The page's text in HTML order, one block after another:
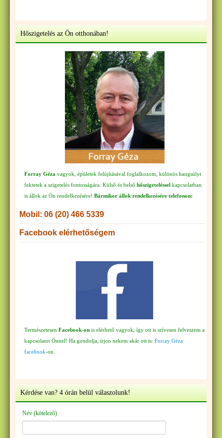
Hőszigetelés az Ön otthonában!
Forray Géza vagyok, épületek felújításával foglalkozom, különös hangsúlyt
fektetek a szigetelés fontosságára. Külső és belső hőszigeteléssel kapcsolatban
is állok az Ön rendelkezésére! Bármikor állok rendelkezésére telefonon:
Mobil: 06 (20) 466 5339
Facebook elérhetőségem
Természetesen Facebook-on is elérhető vagyok, így ott is szívesen felveszem a
kapcsolatot Önnel! Ha gondolja, írjon nekem akár ott is: Forray Géza
facebook-on.
Kérdése van? 4 órán belül válaszolunk!
Név (kötelező)